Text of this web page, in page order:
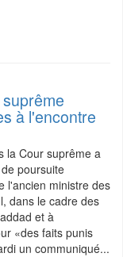
à l'encontre
la Cour suprême a
poursuite
l'ancien ministre des
dans le cadre des
et à
«des faits punis
un communiqué...